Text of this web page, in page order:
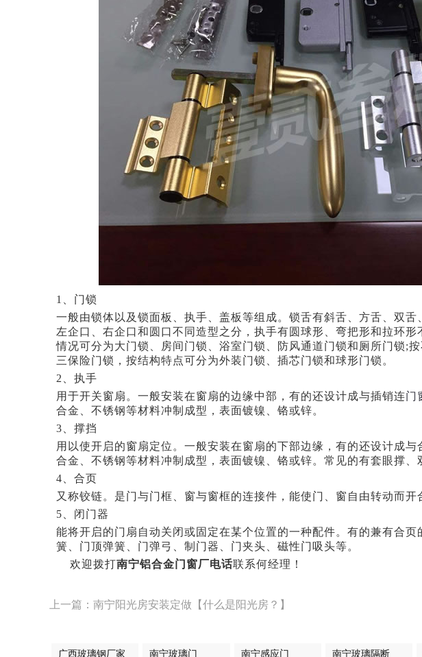
1、门锁
一般由锁体以及锁面板、执手、盖板等组成。锁舌有斜舌、方舌、双舌
左企口、右企口和圆口不同造型之分，执手有圆球形、弯把形和拉环
情况可分为大门锁、房间门锁、浴室门锁、防风通道门锁和厕所门锁;
三保险门锁，按结构特点可分为外装门锁、插芯门锁和球形门锁。
2、执手
用于开关窗扇。一般安装在窗扇的边缘中部，有的还设计成与插销连门
合金、不锈钢等材料冲制成型，表面镀镍、铬或锌。
3、撑挡
用以使开启的窗扇定位。一般安装在窗扇的下部边缘，有的还设计成
合金、不锈钢等材料冲制成型，表面镀镍、铬或锌。常见的有套眼撑、
4、合页
又称铰链。是门与门框、窗与窗框的连接件，能使门、窗自由转动而开
5、闭门器
能将开启的门扇自动关闭或固定在某个位置的一种配件。有的兼有合
簧、门顶弹簧、门弹弓、制门器、门夹头、磁性门吸头等。
欢迎拨打南宁铝合金门窗厂电话联系何经理！
上一篇：南宁阳光房安装定做【什么是阳光房？】
广西玻璃钢厂家 南宁玻璃门 南宁感应门 南宁玻璃隔断